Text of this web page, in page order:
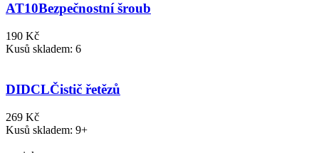
AT10Bezpečnostní šroub
190 Kč
Kusů skladem: 6
DIDCLČistič řetězů
269 Kč
Kusů skladem: 9+